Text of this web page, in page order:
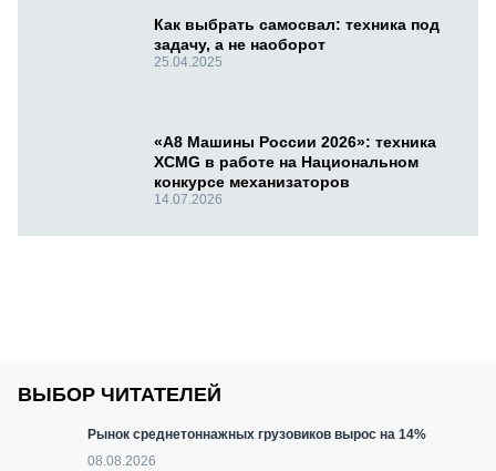
Как выбрать самосвал: техника под
задачу, а не наоборот
25.04.2025
«А8 Машины России 2026»: техника
XCMG в работе на Национальном
конкурсе механизаторов
14.07.2026
ВЫБОР ЧИТАТЕЛЕЙ
Рынок среднетоннажных грузовиков вырос на 14%
08.08.2026